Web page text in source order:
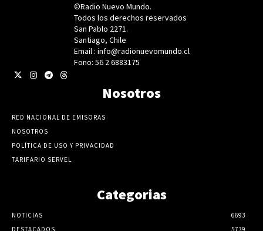
©Radio Nuevo Mundo.
Todos los derechos reservados
San Pablo 2271.
Santiago, Chile
Email : info@radionuevomundo.cl
Fono: 56 2 6883175
Nosotros
RED NACIONAL DE EMISORAS
NOSOTROS
POLÍTICA DE USO Y PRIVACIDAD
TARIFARIO SERVEL
Categorias
NOTICIAS
6693
DESTACADOS
5739